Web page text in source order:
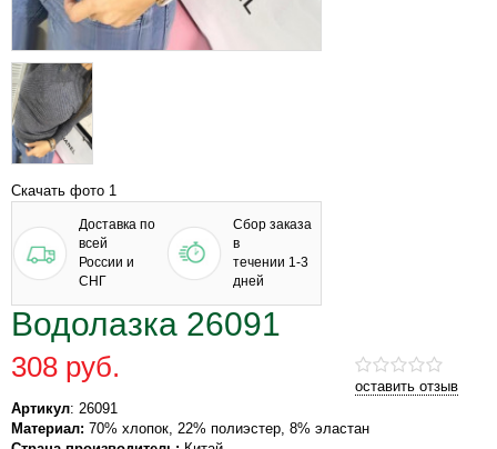
Скачать фото 1
Доставка по
всей
России и
СНГ
Сбор заказа
в
течении 1-3
дней
Водолазка 26091
оставить отзыв
308 руб.
Артикул: 26091
Материал: 70% хлопок, 22% полиэстер, 8% эластан